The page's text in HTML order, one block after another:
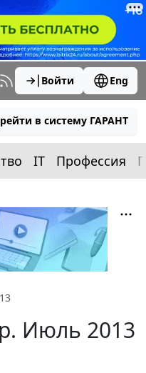
Войти Eng
в систему ГАРАНТ
IT Профессия
Июль 2013